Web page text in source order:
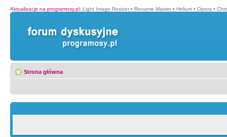
Aktualizacje na programosy.pl: Light Image Resizer • Rename Master • Helium • Opera •
Strona główna